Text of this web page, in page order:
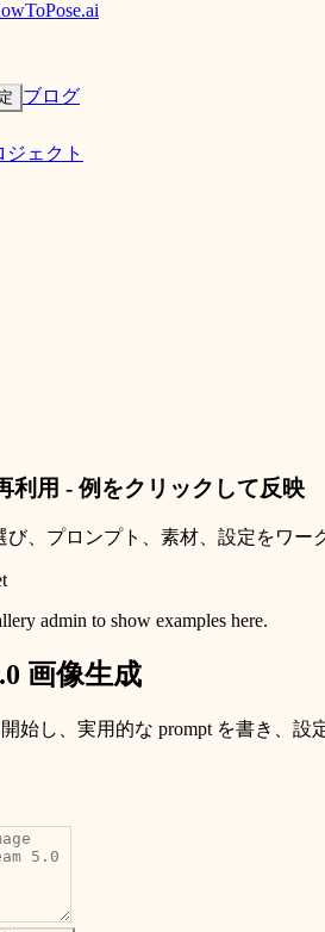
ブログ
ジェクト
利用 - 例をクリックして反映
、プロンプト、素材、設定をワー
admin to show examples here.
画像生成
開始し、実用的な prompt を書き、